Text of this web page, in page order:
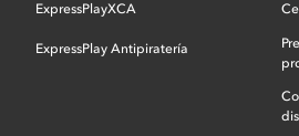
ExpressPlayXCA
ExpressPlay Antipiratería